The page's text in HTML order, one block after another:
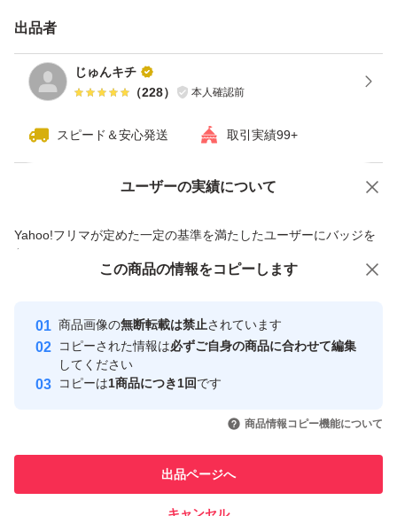
出品者
じゅんキチ
（228） 本人確認前
スピード＆安心発送 取引実績99+
ユーザーの実績について
Yahoo!フリマが定めた一定の基準を満たしたユーザーにバッジを
付与しています
安心取引出品者
心・安全なユーザーです
取引実績
引を完了させた実績があります
での取引実績があります
価格の相談 商品への質問
この商品の情報をコピーします
商品画像の無断転載は禁止されています
コピーされた情報は必ずご自身の商品に合わせて編集
してください
コピーは1商品につき1回です
商品情報コピー機能について
出品ページへ
この商品をみている人にオススメ